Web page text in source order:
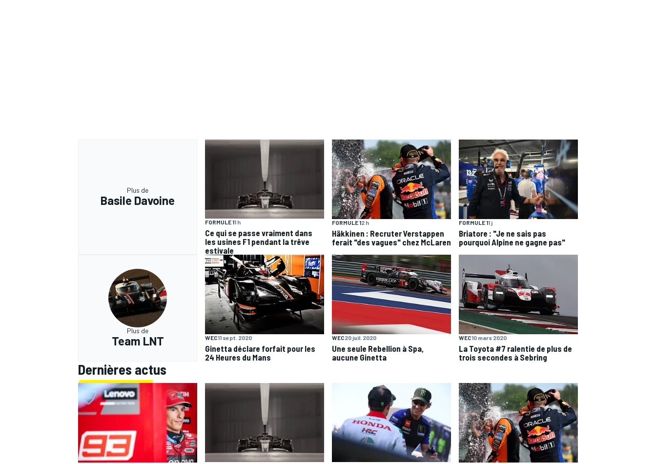
Plus de
Basile Davoine
FORMULE 11 h
Ce qui se passe vraiment dans
les usines F1 pendant la trêve
estivale
FORMULE 12 h
Häkkinen : Recruter Verstappen
ferait "des vagues" chez McLaren
FORMULE 11 j
Briatore : "Je ne sais pas
pourquoi Alpine ne gagne pas"
Plus de
Team LNT WEC11 sept. 2020
Ginetta déclare forfait pour les
24 Heures du Mans
WEC20 juil. 2020
Une seule Rebellion à Spa,
aucune Ginetta
WEC10 mars 2020
La Toyota #7 ralentie de plus de
trois secondes à Sebring
Dernières actus